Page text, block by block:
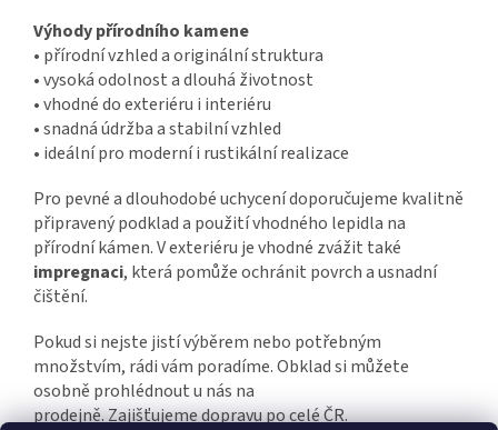
Výhody přírodního kamene
• přírodní vzhled a originální struktura
•vysoká odolnost a dlouhá životnost
•vhodné do exteriéru i interiéru
•snadná údržba a stabilní vzhled
• ideální pro moderní i rustikální realizace
Pro pevné a dlouhodobé uchycení doporučujeme kvalitně
připravený podklad a použití vhodného lepidla na
přírodní kámen. V exteriéru je vhodné zvážit také
impregnaci, která pomůže ochránit povrch a usnadní
čištění.
Pokud si nejste jistí výběrem nebo potřebným
množstvím, rádi vám poradíme. Obklad si můžete
osobně prohlédnout u nás na
prodejně. Zajišťujeme dopravu po celé ČR.